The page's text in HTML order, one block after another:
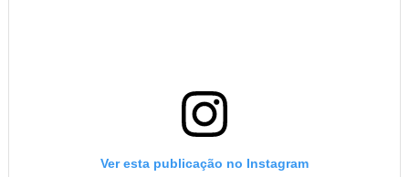
Ver esta publicação no Instagram